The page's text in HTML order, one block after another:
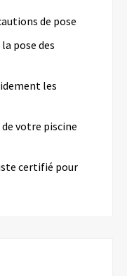
de pose
pose des
les
votre piscine
certifié pour